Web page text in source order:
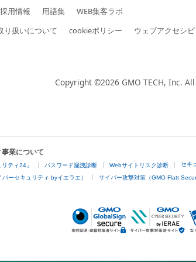
採用情報 用語集
WEB集客ラボ
り扱いについて cookieポリシー
ウェブアクセシ
Copyright ©2026 GMO TECH, Inc. All
業について
ティ24」 パスワード漏洩診断 Webサイトリスク診断 セキ
ーセキュリティ byイエラエ） サイバー攻撃対策（GMO Flatt